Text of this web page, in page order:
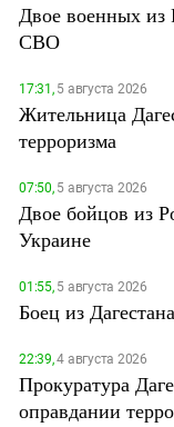
Двое военных из
СВО
17:31,5 августа 2026
Жительница
терроризма
07:50,5 августа 2026
Двое бойцов из
Украине
01:55,5 августа 2026
Боец из
22:39,4 августа 2026
Прокуратура
оправдании